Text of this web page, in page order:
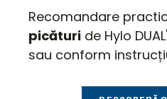
Recomandare
picături de Hylo DUAL
sau conform